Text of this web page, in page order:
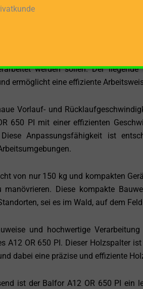
die bereits über einen
von 70 cm macht den
zu bewältigen. Diese
werden sollen. Der
ermöglicht eine effiziente
Vorlauf- und
650 PI mit einer effizienten
Diese Anpassungsfähigkeit ist
von nur 150 kg und kompakten
Diese kompakte
sei es im Wald, auf dem
und hochwertige
A12 OR 650 PI. Dieser Holzspalter
dabei eine präzise und effiziente
ist der Balfor A12 OR 650 PI ein